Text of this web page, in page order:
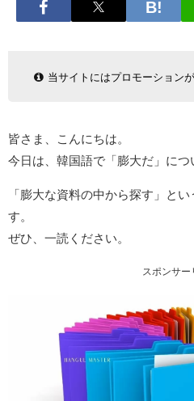
当サイトにはプロモーションが
皆さま、こんにちは。
今日は、韓国語で「膨大だ」につ
「膨大な資料の中から探す」と
す。
ぜひ、一読ください。
スポンサー